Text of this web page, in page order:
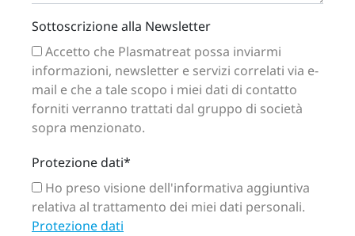
Sottoscrizione alla Newsletter
informazioni, newsletter e servizi correlati via e-
mail e che a tale scopo i miei dati di contatto
forniti verranno trattati dal gruppo di società
sopra menzionato.
Protezione dati*
relativa al trattamento dei miei dati personali.
Protezione dati